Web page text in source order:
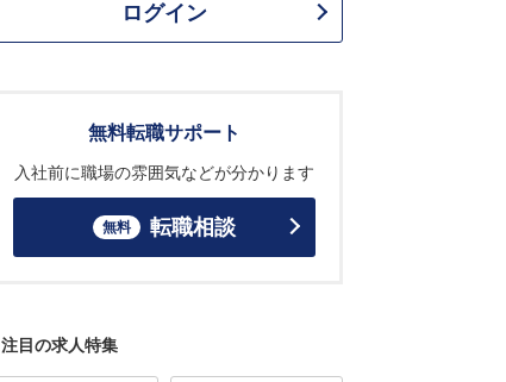
ログイン
無料転職サポート
入社前に職場の雰囲気などが分かります
無料 転職相談
注目の求人特集